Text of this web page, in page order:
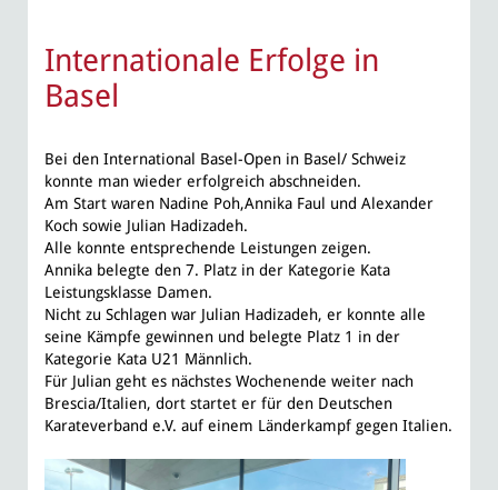
Internationale Erfolge in
Basel
Bei den International Basel-Open in Basel/ Schweiz
konnte man wieder erfolgreich abschneiden.
Am Start waren Nadine Poh,Annika Faul und Alexander
Koch sowie Julian Hadizadeh.
Alle konnte entsprechende Leistungen zeigen.
Annika belegte den 7. Platz in der Kategorie Kata
Leistungsklasse Damen.
Nicht zu Schlagen war Julian Hadizadeh, er konnte alle
seine Kämpfe gewinnen und belegte Platz 1 in der
Kategorie Kata U21 Männlich.
Für Julian geht es nächstes Wochenende weiter nach
Brescia/Italien, dort startet er für den Deutschen
Karateverband e.V. auf einem Länderkampf gegen Italien.